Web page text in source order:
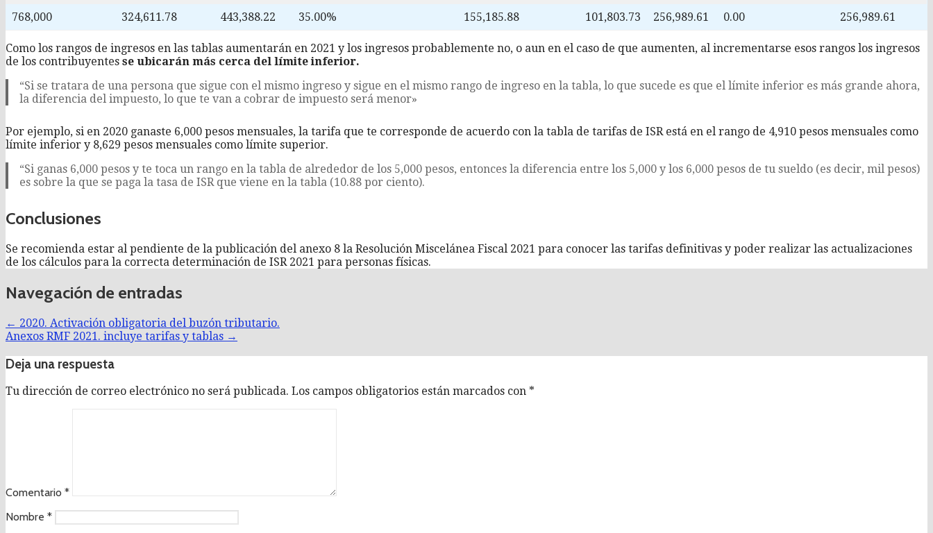
768,000
324,611.78 443,388.22 35.00% 155,185.88 101,803.73 256,989.61 0.00 256,989.61
Como los rangos de ingresos en las tablas aumentarán en 2021 y los ingresos probablemente no, o aun en el caso de que aumenten, al incrementarse esos rangos los ingresos
de los contribuyentes se ubicarán más cerca del límite inferior.
“Si se tratara de una persona que sigue con el mismo ingreso y sigue en el mismo rango de ingreso en la tabla, lo que sucede es que el límite inferior es más grande ahora,
la diferencia del impuesto, lo que te van a cobrar de impuesto será menor»
Por ejemplo, si en 2020 ganaste 6,000 pesos mensuales, la tarifa que te corresponde de acuerdo con la tabla de tarifas de ISR está en el rango de 4,910 pesos mensuales como
límite inferior y 8,629 pesos mensuales como límite superior.
“Si ganas 6,000 pesos y te toca un rango en la tabla de alrededor de los 5,000 pesos, entonces la diferencia entre los 5,000 y los 6,000 pesos de tu sueldo (es decir, mil pesos)
es sobre la que se paga la tasa de ISR que viene en la tabla (10.88 por ciento).
Conclusiones
Se recomienda estar al pendiente de la publicación del anexo 8 la Resolución Miscelánea Fiscal 2021 para conocer las tarifas definitivas y poder realizar las actualizaciones
de los cálculos para la correcta determinación de ISR 2021 para personas físicas.
Navegación de entradas
← 2020. Activación obligatoria del buzón tributario.
Anexos RMF 2021. incluye tarifas y tablas →
Deja una respuesta
Tu dirección de correo electrónico no será publicada. Los campos obligatorios están marcados con *
Comentario *
Nombre *